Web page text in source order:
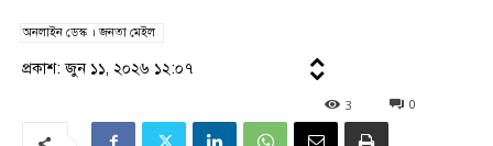
অনলাইন ডেস্ক । জনতা মেইল
প্রকাশ: জুন ১১, ২০২৬ ১২:০৭
0
3